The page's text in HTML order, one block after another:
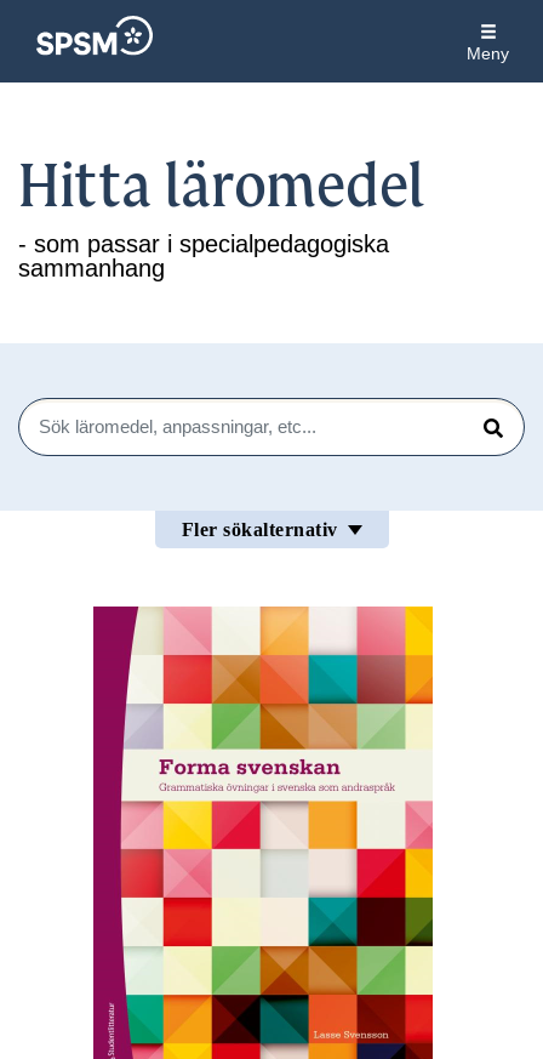
Meny
Hitta läromedel
- som passar i specialpedagogiska
sammanhang
Sök
Sök
Fler sökalternativ